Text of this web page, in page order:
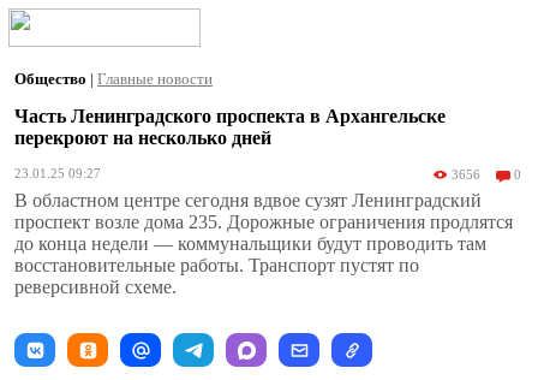
Общество | Главные новости
Часть Ленинградского проспекта в Архангельске
перекроют на несколько дней
23.01.25 09:27 3656 0
В областном центре сегодня вдвое сузят Ленинградский
проспект возле дома 235. Дорожные ограничения продлятся
до конца недели — коммунальщики будут проводить там
восстановительные работы. Транспорт пустят по
реверсивной схеме.